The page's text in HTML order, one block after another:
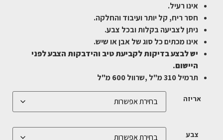
אינו רעיל.
חסר ריח, קל יותר ועיבוד והחלקה.
ניתן לצביעה בקלות ובכל צבע.
אינו מכתים כל סוג של אבן או שיש.
יש לבצע בדיקות לקביעת טיב והידבקות הצבע לפני
היישום.
תרמיל 310 מ"ל ,שרוול 600 מ"ל
אריזה
צבע